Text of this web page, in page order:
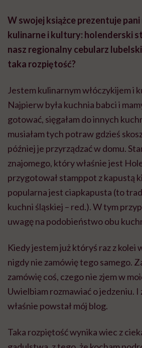
W swojej książce prezentuje
kulinarne i kultury: holenderski
nasz regionalny cebularz
taka rozpiętość?
Jestem kulinarnym włóczykijem i
Najpierw była kuchnia babci i
gotować, sięgałam do innych
musiałam tych potraw gdzieś
później je przyrządzać w domu.
znajomego, który właśnie jest
przygotował stamppot z kapustą
popularna jest ciapkapusta (to
kuchni śląskiej – red.). W tym
uwagę na podobieństwo obu
Kiedy jestem już któryś raz z kolei
nigdy nie zamówię tego samego.
zamówię coś, czego nie zjem w
Uwielbiam rozmawiać o jedzeniu.
właśnie powstał mój blog.
Taka rozpiętość wynika wiec z